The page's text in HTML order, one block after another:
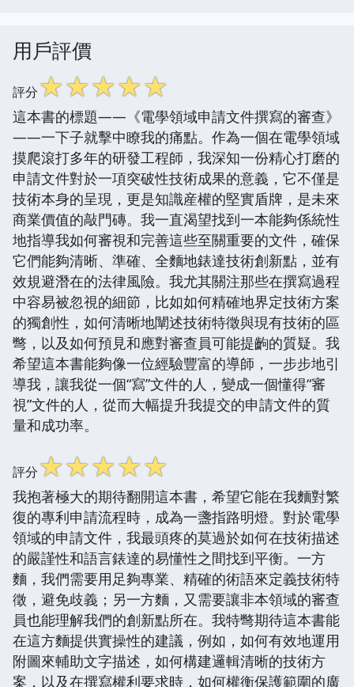
用戶評價
評分☆☆☆☆☆
這本書的標題——《電學領域申請文件撰寫的審查》
——一下子就擊中瞭我的痛點。作為一個在電學領域
摸爬滾打多年的研發工程師，我深知一份精心打磨的
申請文件對於一項突破性技術成果的意義，它不僅是
技術本身的呈現，更是知識産權的堅實盾牌，是未來
商業價值的敲門磚。我一直渴望找到一本能夠係統性
地指導我如何審視和完善這些至關重要的文件，確保
它們能夠清晰、準確、全麵地錶達技術創新點，並有
效規避潛在的法律風險。我尤其關注那些在撰寫過程
中容易被忽視的細節，比如如何精確地界定技術方案
的獨創性，如何清晰地闡述技術特徵與現有技術的區
彆，以及如何預見和應對審查員可能提齣的質疑。我
希望這本書能夠像一位經驗豐富的導師，一步步地引
導我，讓我從一個“寫”文件的人，變成一個懂得“審
視”文件的人，從而大幅提升我提交的申請文件的質
量和成功率。
評分☆☆☆☆☆
我抱著極大的期待翻開這本書，希望它能在我麵對繁
復的專利申請流程時，成為一盞指路明燈。對於電學
領域的申請文件，我最頭疼的莫過於如何在技術描述
的嚴謹性和語言錶達的易懂性之間找到平衡。一方
麵，我們需要用足夠專業、精確的術語來定義技術特
徵，避免歧義；另一方麵，又需要讓非本領域的審查
員也能理解我們的創新點所在。我特彆期待這本書能
在這方麵提供實操性的建議，例如，如何有效地運用
附圖來輔助文字描述，如何構建邏輯清晰的技術方
案，以及在撰寫權利要求時，如何權衡保護範圍的廣